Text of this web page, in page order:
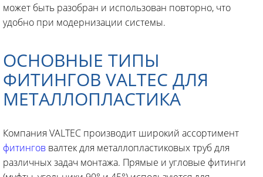
может быть разобран и использован повторно, что
удобно при модернизации системы.
ОСНОВНЫЕ ТИПЫ
ФИТИНГОВ VALTEC ДЛЯ
МЕТАЛЛОПЛАСТИКА
Компания VALTEC производит широкий ассортимент
фитингов валтек для металлопластиковых труб для
различных задач монтажа. Прямые и угловые фитинги